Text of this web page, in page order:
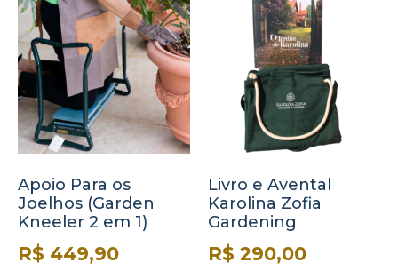
Apoio Para os
Joelhos (Garden
Kneeler 2 em 1)
R$ 449,90
Livro e Avental
Karolina Zofia
Gardening
R$ 290,00